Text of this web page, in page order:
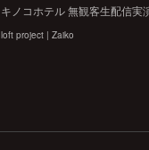
キノコホテル 無観客生配信実
loft project | Zaiko